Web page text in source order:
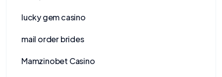
lucky gem casino
mail order brides
Mamzinobet Casino